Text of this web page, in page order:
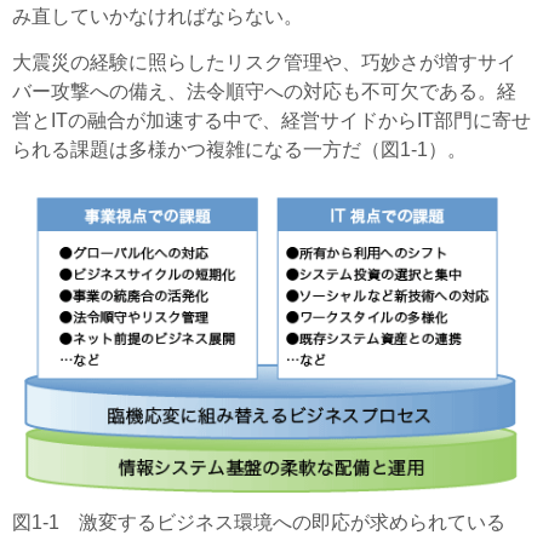
み直していかなければならない。
大震災の経験に照らしたリスク管理や、巧妙さが増すサイ
バー攻撃への備え、法令順守への対応も不可欠である。経
営とITの融合が加速する中で、経営サイドからIT部門に寄せ
られる課題は多様かつ複雑になる一方だ（図1-1）。
図1-1 激変するビジネス環境への即応が求められている